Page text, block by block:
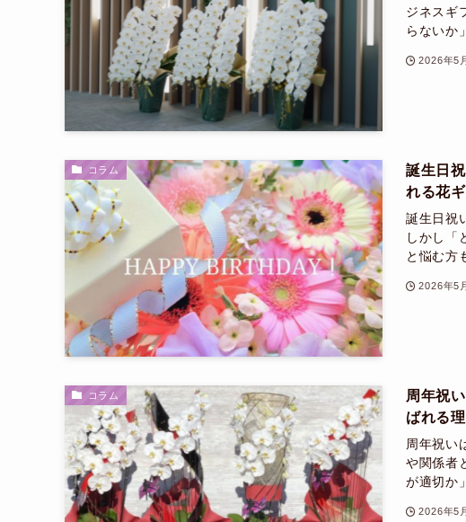
ジネスギ
らないか
2026年5
コラム
誕生日
れる花
誕生日祝
しかし「
と悩む方
2026年5
コラム
周年祝
ばれる
周年祝い
や関係者
が適切か
2026年5